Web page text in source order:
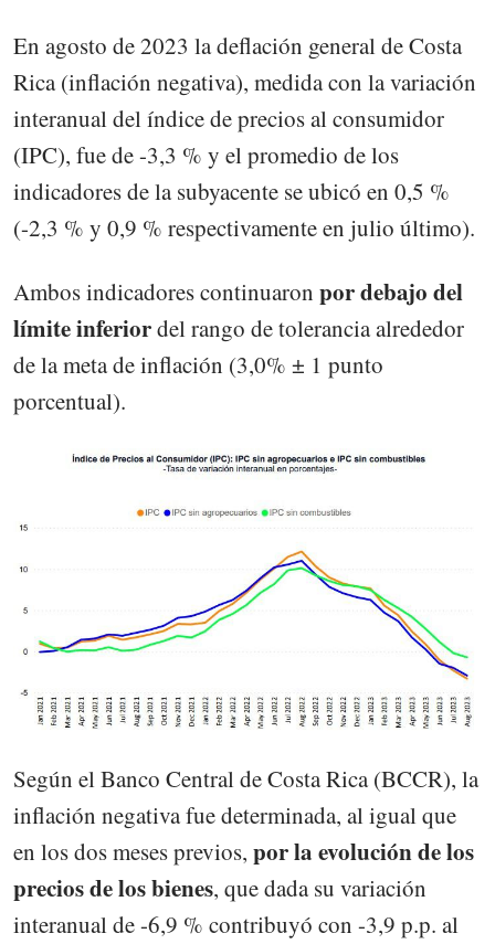
En agosto de 2023 la deflación general de Costa
Rica (inflación negativa), medida con la variación
interanual del índice de precios al consumidor
(IPC), fue de -3,3 % y el promedio de los
indicadores de la subyacente se ubicó en 0,5 %
(-2,3 % y 0,9 % respectivamente en julio último).
Ambos indicadores continuaron por debajo del
límite inferiordel rango de tolerancia alrededor
de la meta de inflación (3,0% ± 1 punto
porcentual).
Según el Banco Central de Costa Rica (BCCR), la
inflación negativa fue determinada, al igual que
en los dos meses previos, por la evolución de los
precios de los bienes, que dada su variación
interanual de -6,9 % contribuyó con -3,9 p.p. al